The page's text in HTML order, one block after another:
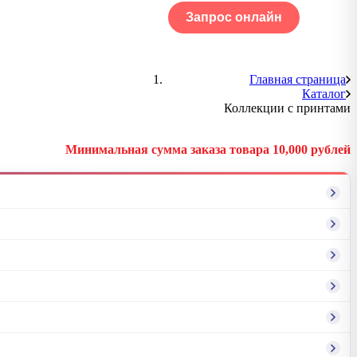
Запрос онлайн
Главная страница
Каталог
Коллекции с принтами
Минимальная сумма заказа товара 10,000 рублей